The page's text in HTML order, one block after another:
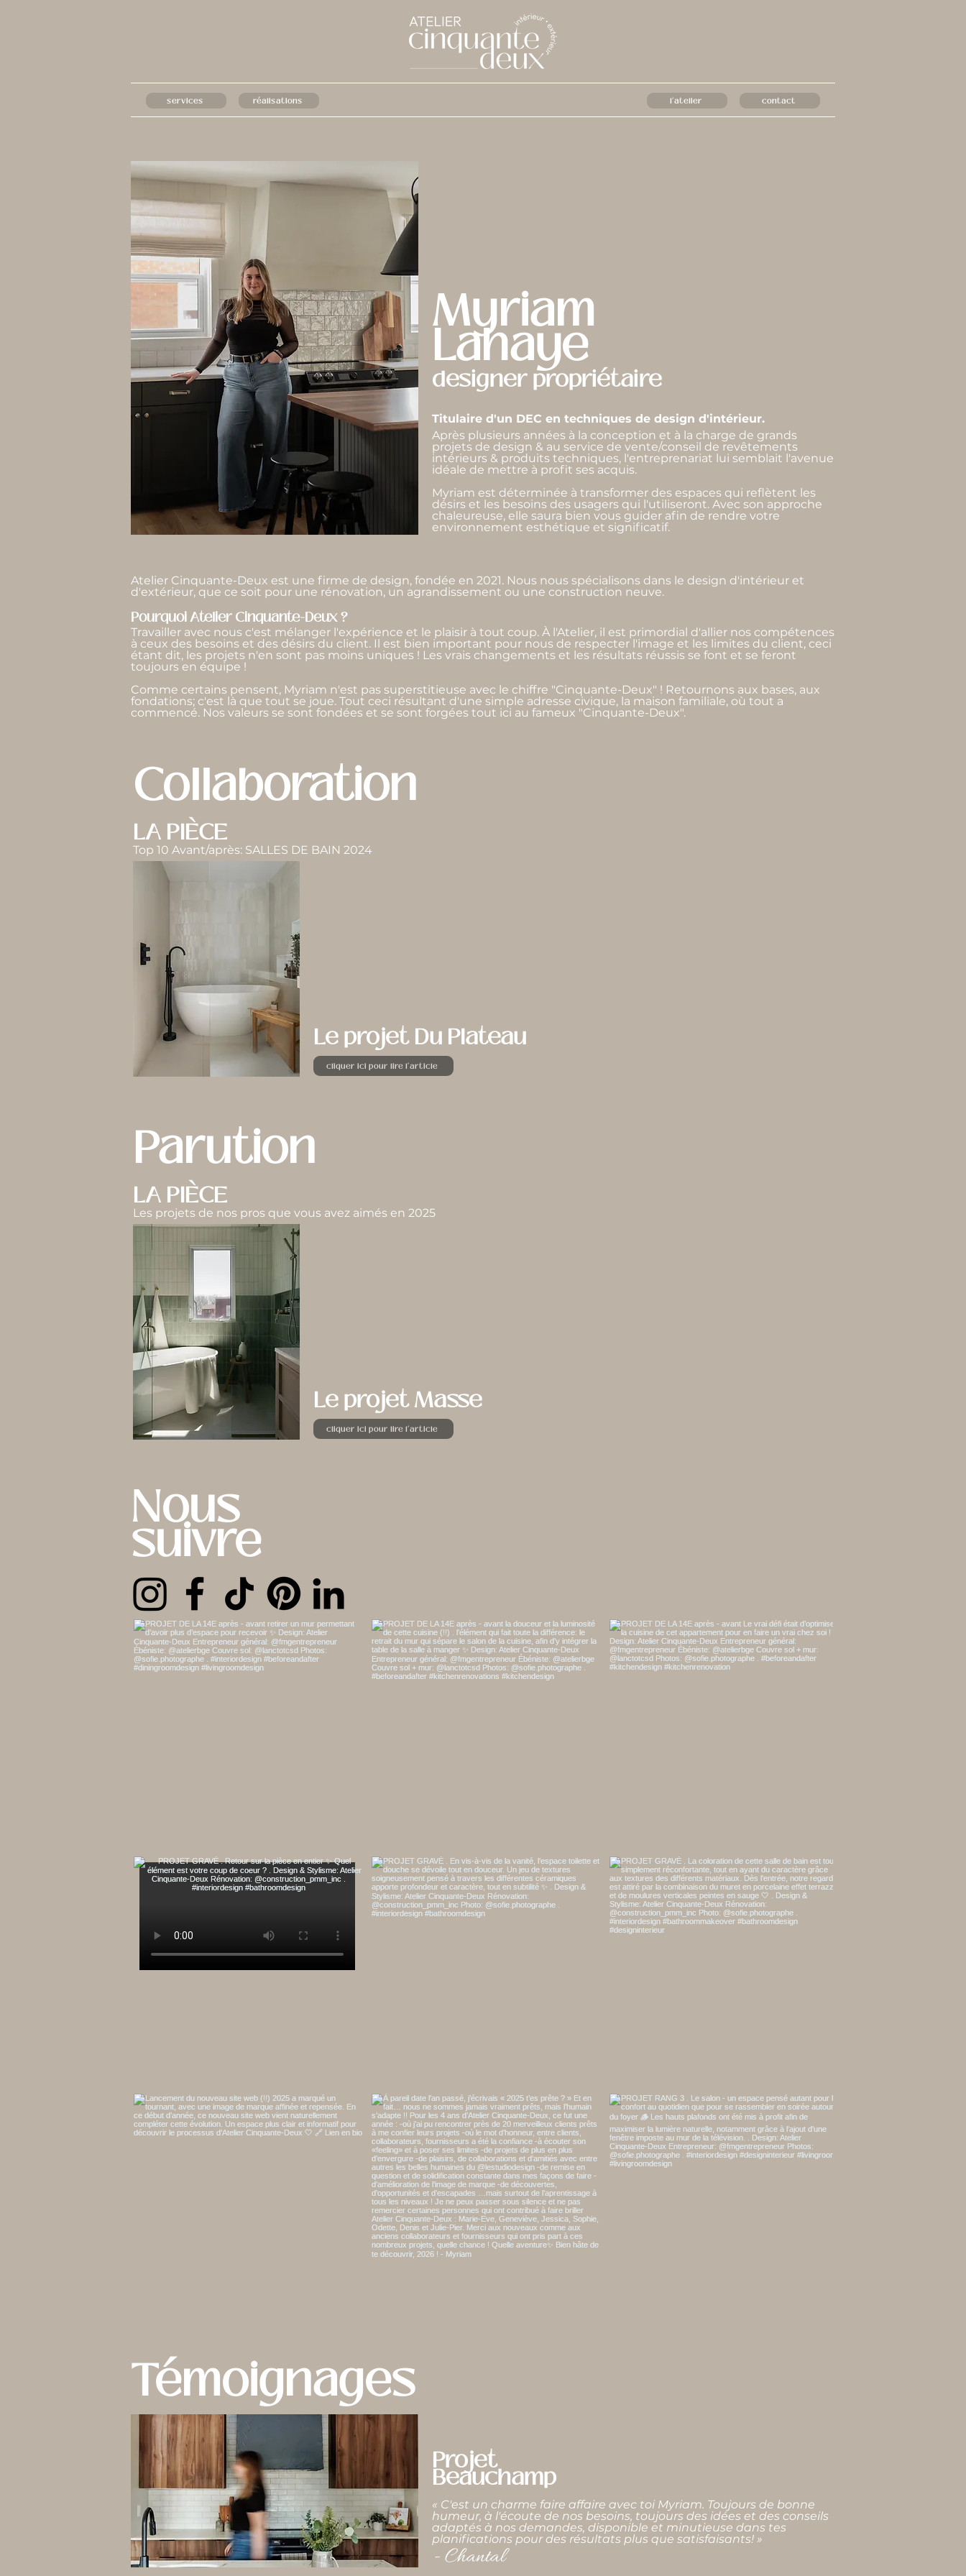
services réalisations l'atelier contact
Myriam
Lahaye
designer propriétaire
Titulaire d'un DEC en techniques de design d'intérieur.
Après plusieurs années à la conception et à la charge de grands
projets de design & au service de vente/conseil de revêtements
intérieurs & produits techniques, l'entreprenariat lui semblait l'avenue
idéale de mettre à profit ses acquis.
Myriam est déterminée à transformer des espaces qui reflètent les
désirs et les besoins des usagers qui l'utiliseront. Avec son approche
chaleureuse, elle saura bien vous guider afin de rendre votre
environnement esthétique et significatif.
Atelier Cinquante-Deux est une firme de design, fondée en 2021. Nous nous spécialisons dans le design d'intérieur et
d'extérieur, que ce soit pour une rénovation, un agrandissement ou une construction neuve.
Pourquoi Atelier Cinquante-Deux ?
Travailler avec nous c'est mélanger l'expérience et le plaisir à tout coup. À l'Atelier, il est primordial d'allier nos compétences
à ceux des besoins et des désirs du client. Il est bien important pour nous de respecter l'image et les limites du client, ceci
étant dit, les projets n'en sont pas moins uniques ! Les vrais changements et les résultats réussis se font et se feront
toujours en équipe !
Comme certains pensent, Myriam n'est pas superstitieuse avec le chiffre "Cinquante-Deux" ! Retournons aux bases, aux
fondations; c'est là que tout se joue. Tout ceci résultant d'une simple adresse civique, la maison familiale, où tout a
commencé. Nos valeurs se sont fondées et se sont forgées tout ici au fameux "Cinquante-Deux".
Collaboration
LA PIÈCE
Top 10 Avant/après: SALLES DE BAIN 2024
Le projet Du Plateau
cliquer ici pour lire l'article
Parution
LA PIÈCE
Les projets de nos pros que vous avez aimés en 2025
Le projet Masse
cliquer ici pour lire l'article
Nous
suivre
Témoignages
Projet
Beauchamp
« C'est un charme faire affaire avec toi Myriam. Toujours de bonne
humeur, à l'écoute de nos besoins, toujours des idées et des conseils
adaptés à nos demandes, disponible et minutieuse dans tes
planifications pour des résultats plus que satisfaisants! »
- Chantal